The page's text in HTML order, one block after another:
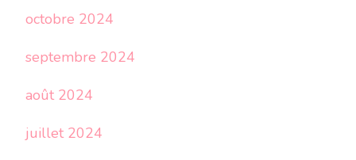
octobre 2024
septembre 2024
août 2024
juillet 2024